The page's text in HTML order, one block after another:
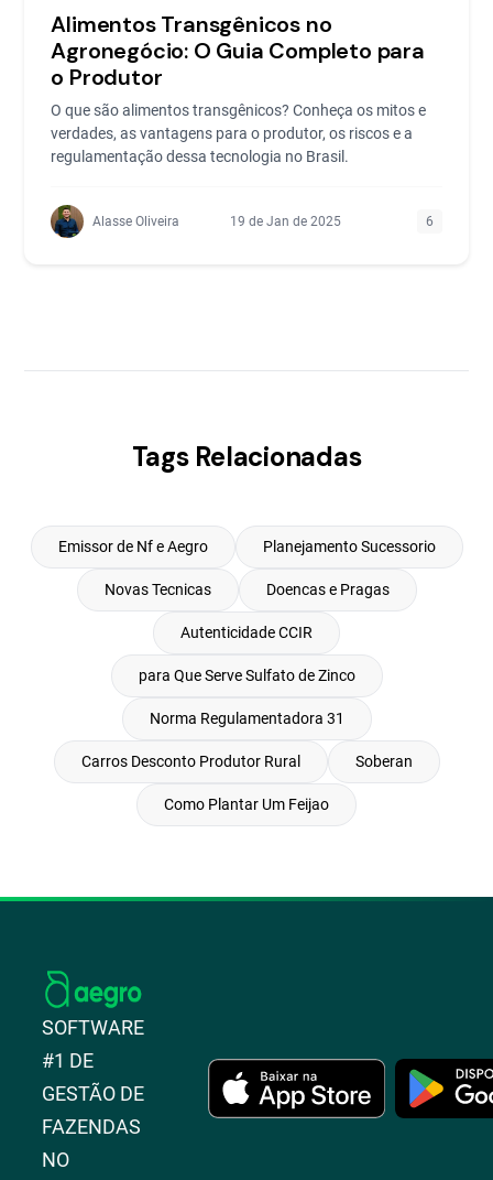
Alimentos Transgênicos no
Agronegócio: O Guia Completo para
o Produtor
O que são alimentos transgênicos? Conheça os mitos e
verdades, as vantagens para o produtor, os riscos e a
regulamentação dessa tecnologia no Brasil.
Alasse Oliveira 19 de Jan de 2025 6
Tags Relacionadas
Emissor de Nf e Aegro Planejamento Sucessorio
Novas Tecnicas Doencas e Pragas
Autenticidade CCIR
para Que Serve Sulfato de Zinco
Norma Regulamentadora 31
Carros Desconto Produtor Rural Soberan
Como Plantar Um Feijao
SOFTWARE
#1 DE
GESTÃO DE
FAZENDAS
NO